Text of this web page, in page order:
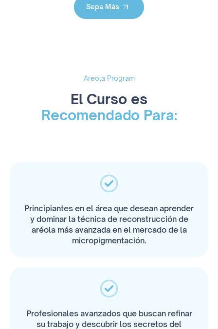
Sepa Más
Areola Program
El Curso es
Recomendado Para:
Principiantes en el área que desean aprender
y dominar la técnica de reconstrucción de
aréola más avanzada en el mercado de la
micropigmentación.
Profesionales avanzados que buscan refinar
su trabajo y descubrir los secretos del